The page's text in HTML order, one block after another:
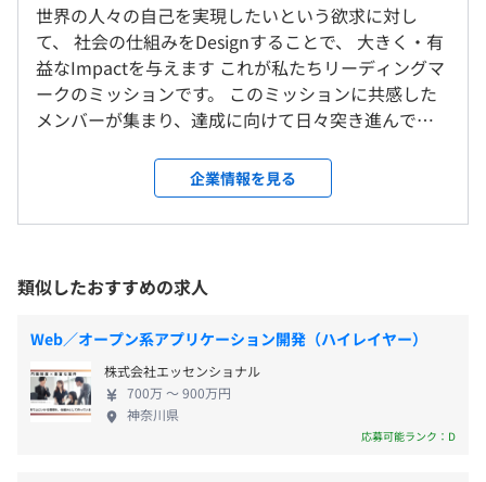
■業務時間内での自己研鑽
毎⽉の稼働時間の6%を⾃⼰研鑽に充てられるルールを設
けています。
例えば20営業⽇の⽉なら20⽇×8h=160h×6%=9.6hが対
象になります。
このルール内であれば外部セミナーの受講やイベント参加
も業務時間としてカウントいたします。
■資格取得補助
⼀部費⽤負担を⾏っています。
また、過去に購⼊された書籍がオフィスにございますの
で、⾃由にお読みいただけます。
雑談やSlack上でおすすめの書籍を紹介しあうような場⾯
就業場所の変更範囲
＜雇入時＞
勤務地記載の場所
＜変更範囲＞
会社の定める場所
受動喫煙防止措置に関する事項
分
東京メトロ 日比谷線 「神谷町駅」3出口より徒歩4分
東京メトロ 銀座線「虎ノ門駅」4出口より徒歩6分
東京メトロ 千代田線・丸ノ内線・日比谷線 「霞ヶ関駅」
※原則定時退社を推奨
休憩時間：休憩は1hを目安に業務に支障がない範囲で自
由。
平均残業時間：平均20時間／月
・年次有給休暇（初年度10日：試用期間満了後翌日に付
・産休・育休
・子の看護休暇
・ウェルビーイング休暇
※年間1日、法定の有給休暇とは別に付与され、記念日等
に休暇取得していただくことができます。入社日に付与し
世界の人々の自己を実現したいという欲求に対し
て、 社会の仕組みをDesignすることで、 大きく・有
益なImpactを与えます これが私たちリーディングマ
ークのミッションです。 このミッションに共感した
メンバーが集まり、達成に向けて日々突き進んでい
多くのメンバーの「仕事にやりがいを感じている人
が少ない今の社会に問題意識を持ち、もっとイキイ
キと働ける社会を作っていきたい」という想いは共
いるのが「働く人の自己実現の支援」を行う「ミキ
ワメAI」ブランドです。 「ミキワメAI」ブランドは
ユーザー数も増加し、売上高も3年間で2倍以上に成
長しています。 よりスピード感を持って働く人や企
業の支援を進めるべく、エンジニア組織の拡大を目
指しています。
企業情報を見る
類似したおすすめの求人
Web／オープン系アプリケーション開発（ハイレイヤー）
株式会社エッセンショナル
700万 〜 900万円
神奈川県
応募可能ランク：D